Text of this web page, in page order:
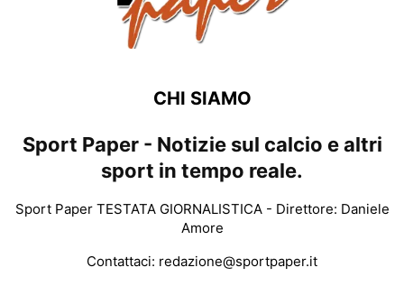
CHI SIAMO
Sport Paper - Notizie sul calcio e altri
sport in tempo reale.
Sport Paper TESTATA GIORNALISTICA - Direttore: Daniele
Amore
Contattaci: redazione@sportpaper.it